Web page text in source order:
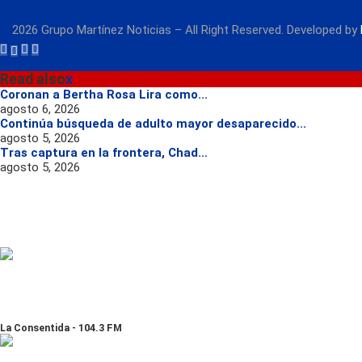
2026 Grupo Martínez Noticias – All Right Reserved. Developed by
Read alsox
Coronan a Bertha Rosa Lira como...
agosto 6, 2026
Continúa búsqueda de adulto mayor desaparecido...
agosto 5, 2026
Tras captura en la frontera, Chad...
agosto 5, 2026
La Consentida - 104.3 FM